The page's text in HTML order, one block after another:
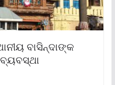
ବାସିନ୍ଦାଙ୍କ